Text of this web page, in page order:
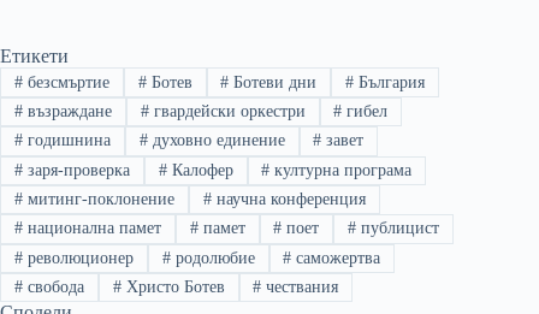
Етикети
#безсмъртие #Ботев # Ботеви дни # България
#възраждане #гвардейски оркестри # гибел
#годишнина #духовно единение # завет
#заря-проверка #Калофер # културна програма
#митинг-поклонение #научна конференция
#национална памет #памет # поет # публицист
#революционер #родолюбие # саможертва
#свобода #Христо Ботев # чествания